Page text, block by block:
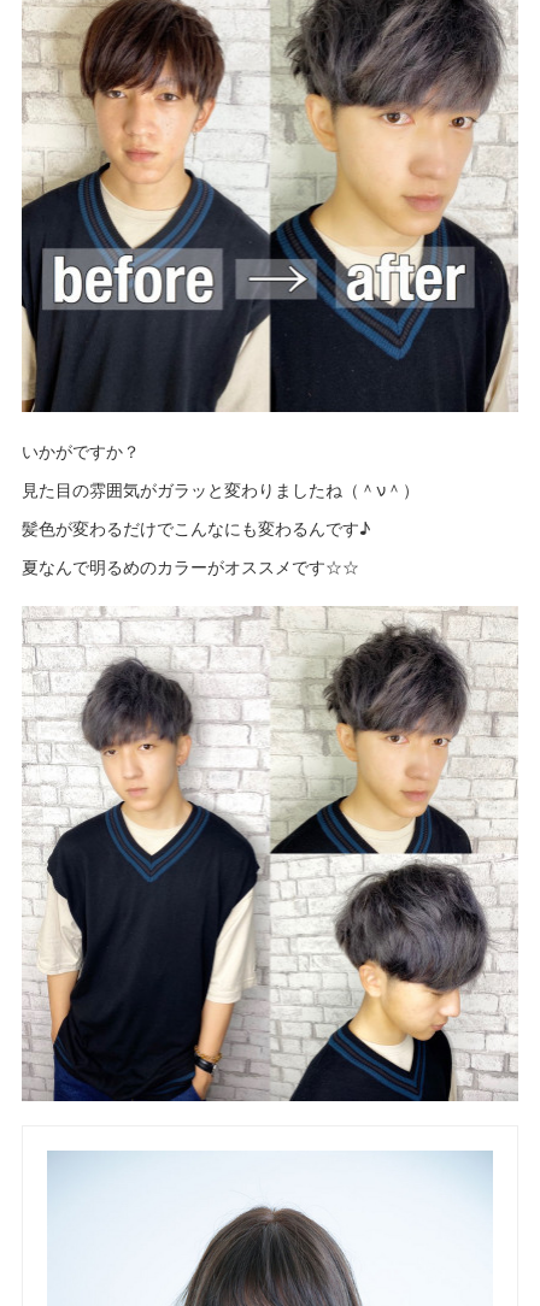
いかがですか？
見た目の雰囲気がガラッと変わりましたね（＾ν＾）
髪色が変わるだけでこんなにも変わるんです♪
夏なんで明るめのカラーがオススメです☆☆